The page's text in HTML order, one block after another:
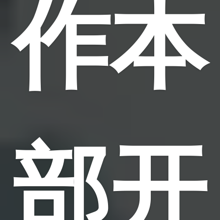
作本
部开